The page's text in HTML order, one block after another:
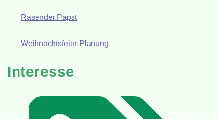
Rasender Papst
Weihnachtsfeier-Planung
Interesse